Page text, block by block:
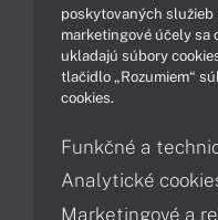
Podpora a servis
poskytovaných služieb
marketingové účely sa
ukladajú súbory
tlačidlo „Rozumiem“
cookies.
Funkčné a
Analytické
Marketingové a